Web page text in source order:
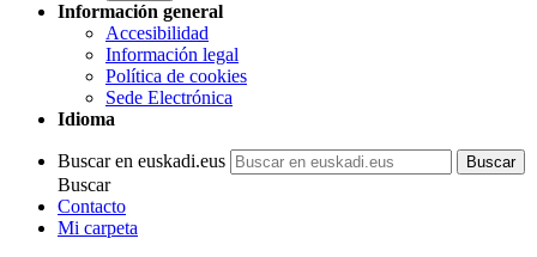
Información general
Accesibilidad
Información legal
Política de cookies
Sede Electrónica
Idioma
Buscar en euskadi.eus
Buscar
Contacto
Mi carpeta